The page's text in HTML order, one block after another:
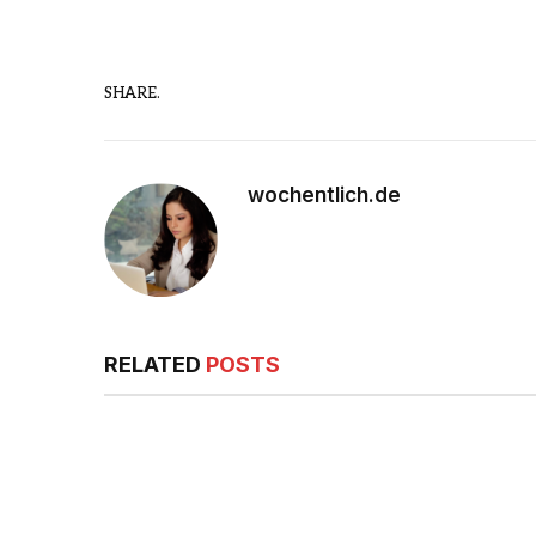
SHARE.
wochentlich.de
RELATED POSTS